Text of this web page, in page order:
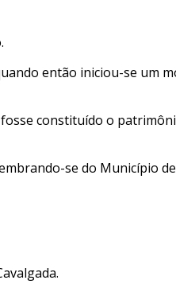
então iniciou-se um
constituído o
se do Município